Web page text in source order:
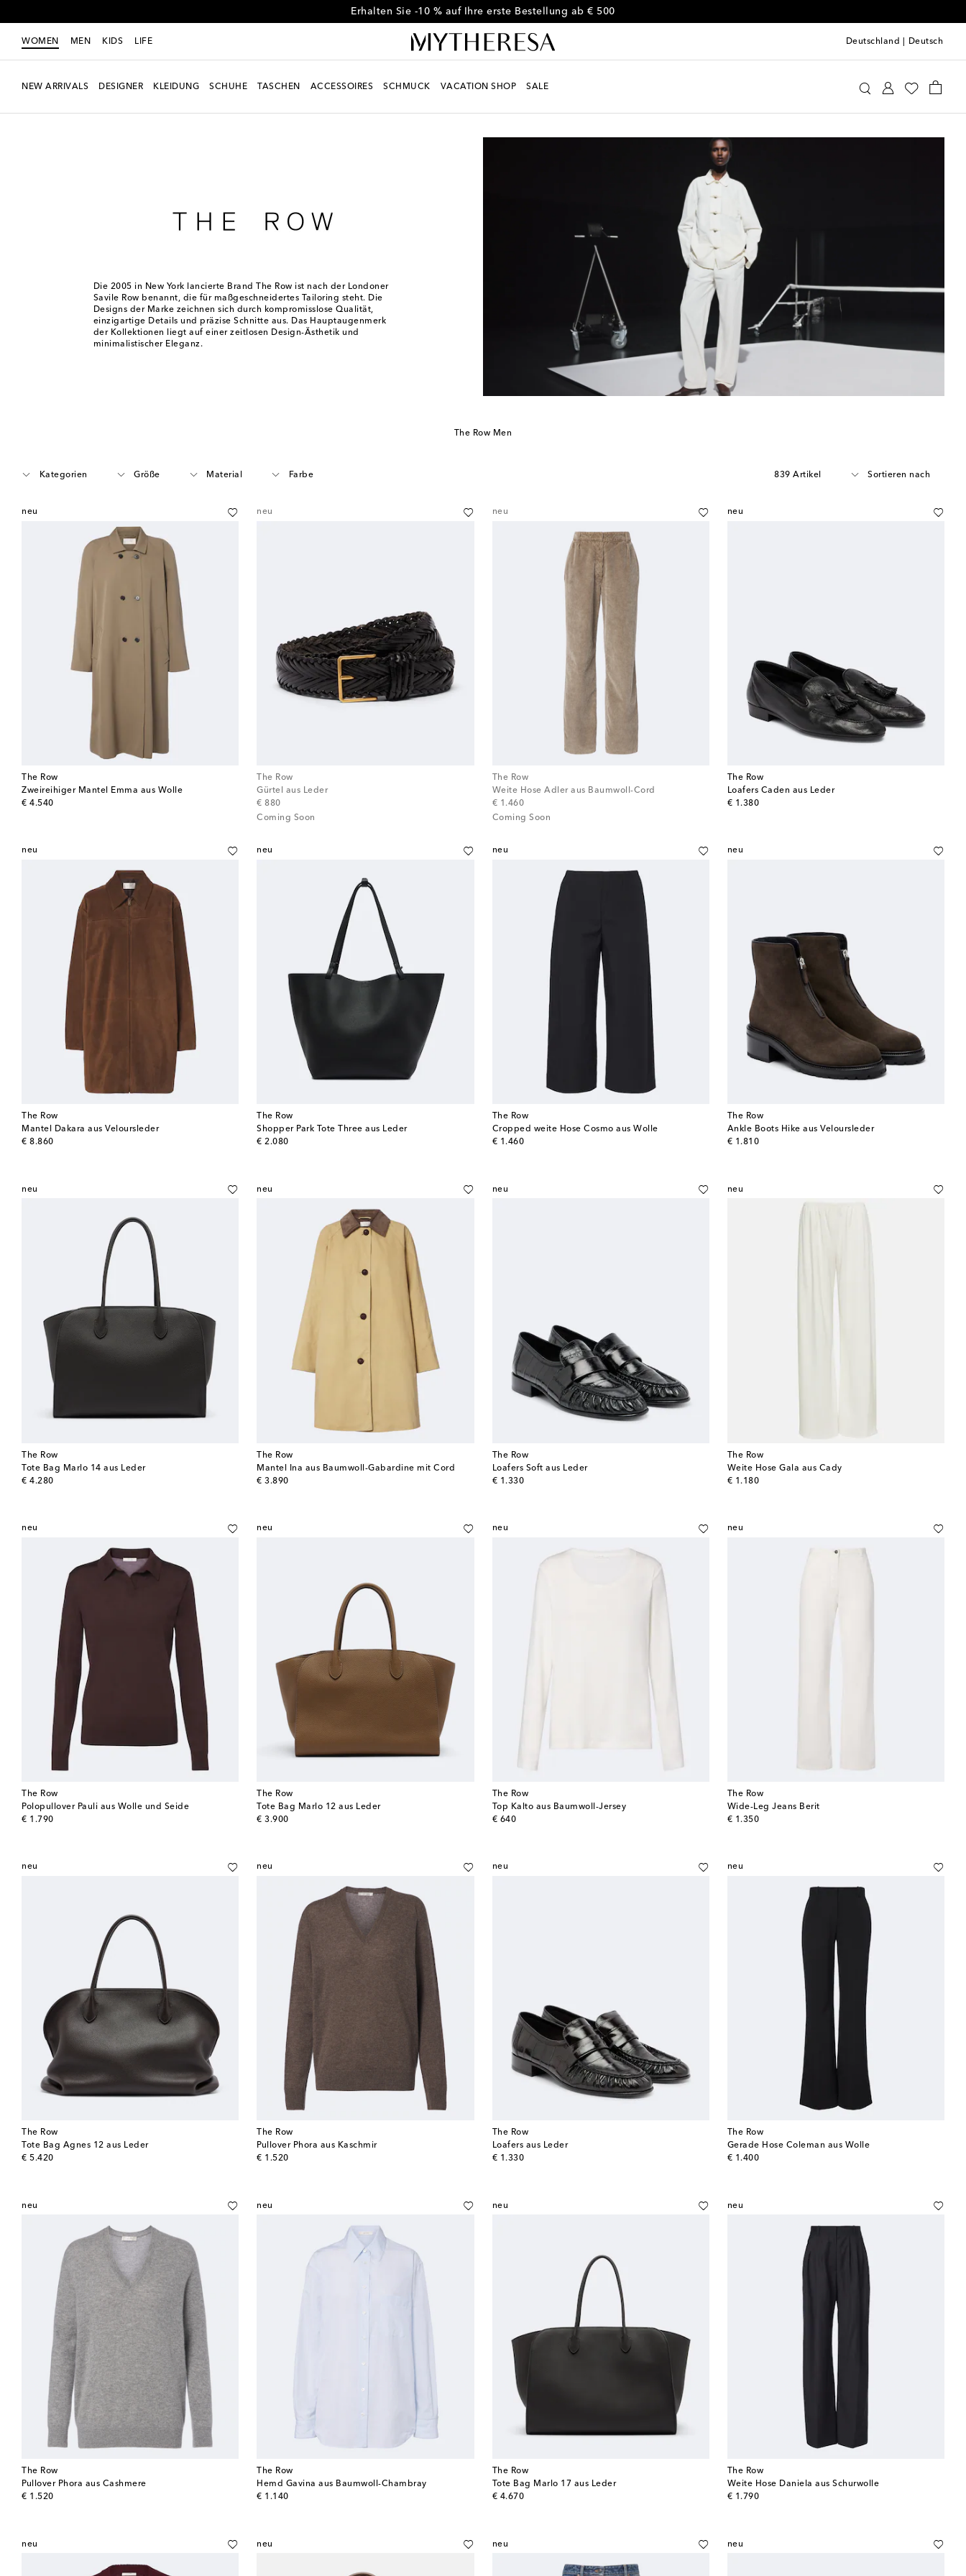
Erhalten Sie -10 % auf Ihre erste Bestellung ab € 500
WOMEN MEN KIDS LIFE Deutschland Deutsch
NEW ARRIVALS DESIGNER KLEIDUNG SCHUHE TASCHEN ACCESSOIRES SCHMUCK VACATION SHOP SALE
Die 2005 in New York lancierte Brand The Row ist nach der Londoner
Savile Row benannt, die für maßgeschneidertes Tailoring steht. Die
Designs der Marke zeichnen sich durch kompromisslose Qualität,
einzigartige Details und präzise Schnitte aus. Das Hauptaugenmerk
der Kollektionen liegt auf einer zeitlosen Design-Ästhetik und
minimalistischer Eleganz.
The Row Men
Kategorien Größe Material Farbe 839 Artikel Sortieren nach
neu
The Row
Zweireihiger Mantel Emma aus Wolle
€ 4.540
original price
neu
The Row
Gürtel aus Leder
€ 880
original price
Coming Soon
neu
The Row
Weite Hose Adler aus Baumwoll-Cord
€ 1.460
original price
Coming Soon
neu
The Row
Loafers Caden aus Leder
€ 1.380
original price
neu
The Row
Mantel Dakara aus Veloursleder
€ 8.860
original price
neu
The Row
Shopper Park Tote Three aus Leder
€ 2.080
original price
neu
The Row
Cropped weite Hose Cosmo aus Wolle
€ 1.460
original price
neu
The Row
Ankle Boots Hike aus Veloursleder
€ 1.810
original price
neu
The Row
Tote Bag Marlo 14 aus Leder
€ 4.280
original price
neu
The Row
Mantel Ina aus Baumwoll-Gabardine mit Cord
€ 3.890
original price
neu
The Row
Loafers Soft aus Leder
€ 1.330
original price
neu
The Row
Weite Hose Gala aus Cady
€ 1.180
original price
neu
The Row
Polopullover Pauli aus Wolle und Seide
€ 1.790
original price
neu
The Row
Tote Bag Marlo 12 aus Leder
€ 3.900
original price
neu
The Row
Top Kalto aus Baumwoll-Jersey
€ 640
original price
neu
The Row
Wide-Leg Jeans Berit
€ 1.350
original price
neu
The Row
Tote Bag Agnes 12 aus Leder
€ 5.420
original price
neu
The Row
Pullover Phora aus Kaschmir
€ 1.520
original price
neu
The Row
Loafers aus Leder
€ 1.330
original price
neu
The Row
Gerade Hose Coleman aus Wolle
€ 1.400
original price
neu
The Row
Pullover Phora aus Cashmere
€ 1.520
original price
neu
The Row
Hemd Gavina aus Baumwoll-Chambray
€ 1.140
original price
neu
The Row
Tote Bag Marlo 17 aus Leder
€ 4.670
original price
neu
The Row
Weite Hose Daniela aus Schurwolle
€ 1.790
original price
neu neu neu neu